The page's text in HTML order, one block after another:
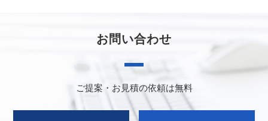
お問い合わせ
ご提案・お見積の依頼は無料